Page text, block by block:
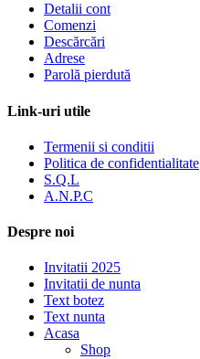
Detalii cont
Comenzi
Descărcări
Adrese
Parolă pierdută
Link-uri utile
Termenii si conditii
Politica de confidentialitate
S.Q.L
A.N.P.C
Despre noi
Invitatii 2025
Invitatii de nunta
Text botez
Text nunta
Acasa
Shop